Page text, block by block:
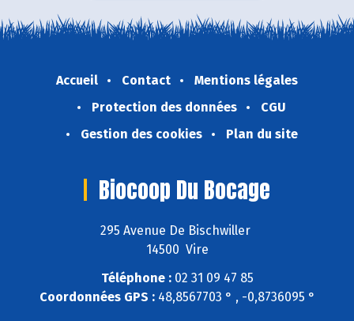
Accueil Contact
Mentions légales
Protection des données
CGU
Gestion des cookies
Plan du site
Biocoop Du Bocage
295 Avenue De Bischwiller
14500 Vire
Téléphone :02 31 09 47 85
Coordonnées GPS :48,8567703 ° , -0,8736095 °